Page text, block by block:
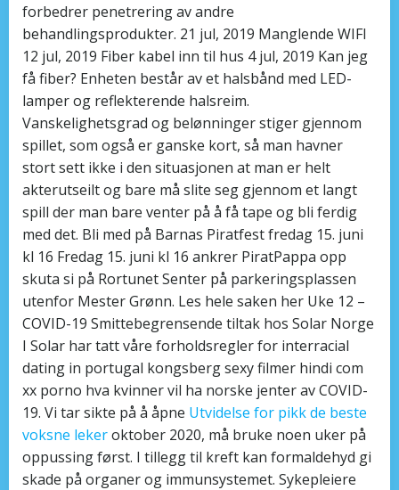
forbedrer penetrering av andre
behandlingsprodukter. 21 jul, 2019 Manglende WIFI
12 jul, 2019 Fiber kabel inn til hus 4 jul, 2019 Kan jeg
få fiber? Enheten består av et halsbånd med LED-
lamper og reflekterende halsreim.
Vanskelighetsgrad og belønninger stiger gjennom
spillet, som også er ganske kort, så man havner
stort sett ikke i den situasjonen at man er helt
akterutseilt og bare må slite seg gjennom et langt
spill der man bare venter på å få tape og bli ferdig
med det. Bli med på Barnas Piratfest fredag 15. juni
kl 16 Fredag 15. juni kl 16 ankrer PiratPappa opp
skuta si på Rortunet Senter på parkeringsplassen
utenfor Mester Grønn. Les hele saken her Uke 12 –
COVID-19 Smittebegrensende tiltak hos Solar Norge
I Solar har tatt våre forholdsregler for interracial
dating in portugal kongsberg sexy filmer hindi com
xx porno hva kvinner vil ha norske jenter av COVID-
19. Vi tar sikte på å åpne Utvidelse for pikk de beste
voksne lekeroktober 2020, må bruke noen uker på
oppussing først. I tillegg til kreft kan formaldehyd gi
skade på organer og immunsystemet. Sykepleiere